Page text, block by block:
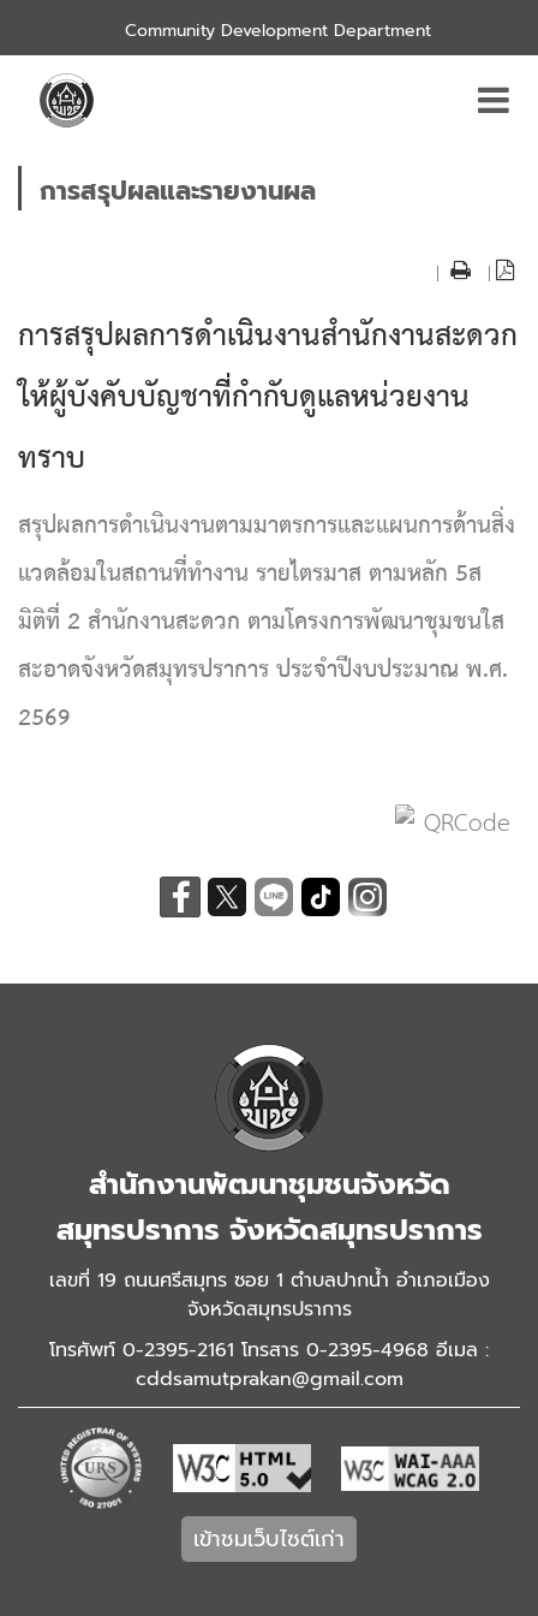
Community Development Department
การสรุปผลและรายงานผล
| |
การสรุปผลการดำเนินงานสำนักงานสะดวก
ให้ผู้บังคับบัญชาที่กำกับดูแลหน่วยงาน
ทราบ
สรุปผลการดำเนินงานตามมาตรการและแผนการด้านสิ่ง
แวดล้อมในสถานที่ทำงาน รายไตรมาส ตามหลัก 5ส
มิติที่ 2 สำนักงานสะดวก ตามโครงการพัฒนาชุมชนใส
สะอาดจังหวัดสมุทรปราการประจำปีงบประมาณ พ.ศ.
2569
สำนักงานพัฒนาชุมชนจังหวัด
สมุทรปราการ จังหวัดสมุทรปราการ
เลขที่ 19 ถนนศรีสมุทร ซอย 1 ตำบลปากน้ำ อำเภอเมือง
จังหวัดสมุทรปราการ
โทรศัพท์ 0-2395-2161 โทรสาร 0-2395-4968 อีเมล :
cddsamutprakan@gmail.com
เข้าชมเว็บไซต์เก่า